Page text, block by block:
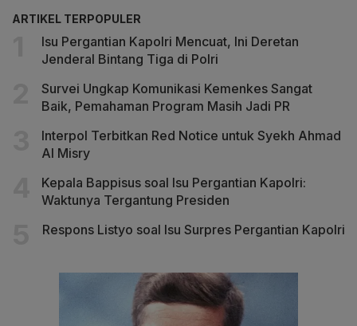
ARTIKEL TERPOPULER
Isu Pergantian Kapolri Mencuat, Ini Deretan
Jenderal Bintang Tiga di Polri
Survei Ungkap Komunikasi Kemenkes Sangat
Baik, Pemahaman Program Masih Jadi PR
Interpol Terbitkan Red Notice untuk Syekh Ahmad
Al Misry
Kepala Bappisus soal Isu Pergantian Kapolri:
Waktunya Tergantung Presiden
Respons Listyo soal Isu Surpres Pergantian Kapolri